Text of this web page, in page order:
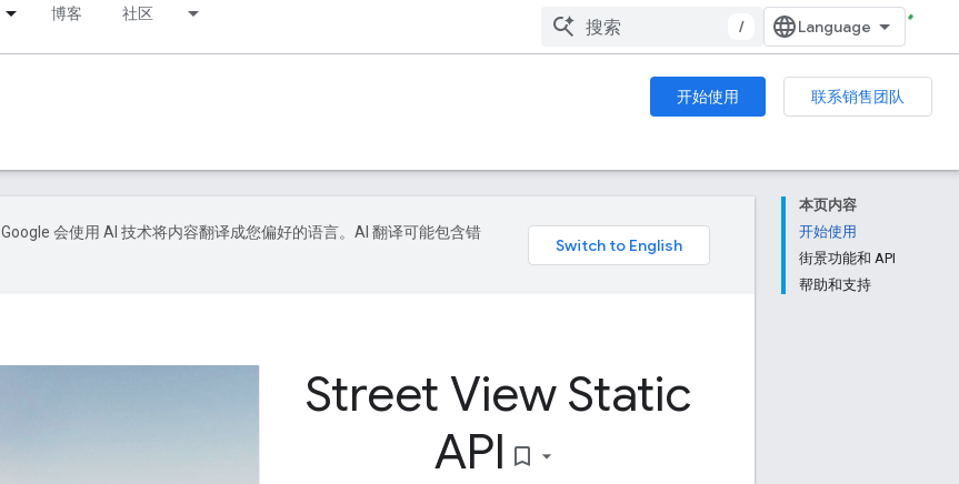
博客 社区
/
开始使用
联系销售团队
本页内容
开始使用
街景功能和 API
帮助和支持
Google 会使用 AI 技术将内容翻译成您偏好的语言。AI 翻译可能包含错
Street View Static
API bookmark_border